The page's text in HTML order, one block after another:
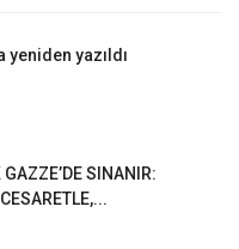
yeniden yazıldı
GAZZE’DE SINANIR: